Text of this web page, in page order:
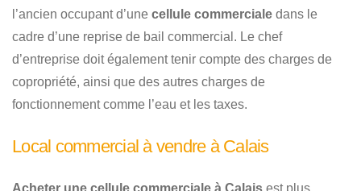
l’ancien occupant d’une cellule commerciale dans le
cadre d’une reprise de bail commercial. Le chef
d’entreprise doit également tenir compte des charges de
copropriété, ainsi que des autres charges de
fonctionnement comme l’eau et les taxes.
Local commercial à vendre à Calais